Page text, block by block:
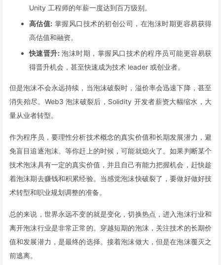
Unity 工程师的年薪一度达到百万级别。
高估值: 掌握风口技术的初创公司，在泡沫时期更容易获得
高估值和融资。
快速晋升:泡沫时期，掌握风口技术的程序员可能更容易获
得晋升机会，甚至快速成为技术 leader 或创业者。
但是泡沫不会永远持续，当泡沫破裂时，溢价率会迅速下降，甚至
消失殆尽。Web3 泡沫破裂后，Solidity 开发者薪资大幅缩水，大
量从业者转型。
作为程序员，要理性分析技术概念的真实价值和长期发展潜力，避
免盲目追逐泡沫。等你赶上的时候，可能就熄火了。如果判断某个
技术泡沫具有一定的真实价值，并且自己有能力把握机会，赶快趁
着泡沫期去赚钱和积累经验。当感觉泡沫快破裂了，要做好做好技
术转型和职业规划调整的准备。
总的来说，世界永远不变的就是变化，切换热点，进入泡沫行业和
离开泡沫行业是非常正常的。穿越短期的泡沫，关注技术的长期价
值和发展潜力，是最终的选择。接着泡沫做大，但是在泡沫覆灭之
前逃离。